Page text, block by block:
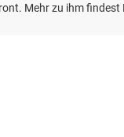
Mehr zu ihm findest